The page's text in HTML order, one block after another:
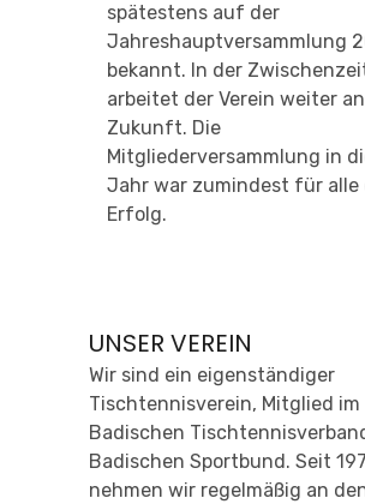
spätestens auf der
Jahreshauptversammlung
bekannt. In der
arbeitet der Verein weiter
Zukunft. Die
Mitgliederversammlung in
Jahr war zumindest für alle
Erfolg.
UNSER VEREIN
Wir sind ein eigenständiger
Tischtennisverein, Mitglied im
Badischen
Badischen Sportbund. Seit
nehmen wir regelmäßig an